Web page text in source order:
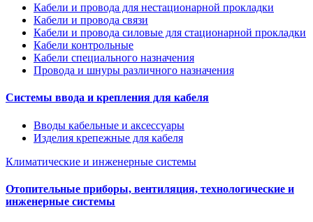
Кабели и провода для нестационарной прокладки
Кабели и провода связи
Кабели и провода силовые для стационарной прокладки
Кабели контрольные
Кабели специального назначения
Провода и шнуры различного назначения
Системы ввода и крепления для кабеля
Вводы кабельные и аксессуары
Изделия крепежные для кабеля
Климатические и инженерные системы
Отопительные приборы, вентиляция, технологические и
инженерные системы